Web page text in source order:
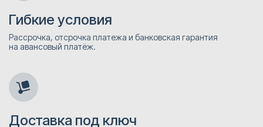
Гибкие условия
Рассрочка, отсрочка платежа и банковская гарантия
на авансовый платёж.
Доставка под ключ